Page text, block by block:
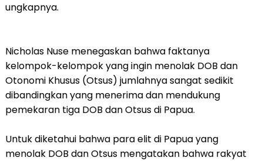
ungkapnya.
Nicholas Nuse menegaskan bahwa faktanya
kelompok-kelompok yang ingin menolak DOB dan
Otonomi Khusus (Otsus) jumlahnya sangat sedikit
dibandingkan yang menerima dan mendukung
pemekaran tiga DOB dan Otsus di Papua.
Untuk diketahui bahwa para elit di Papua yang
menolak DOB dan Otsus mengatakan bahwa rakyat